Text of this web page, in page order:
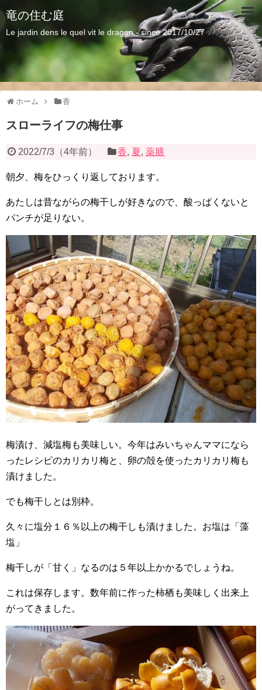
竜の住む庭
Le jardin dens le quel vit le dragon - since 2017/10/27
ホーム 香
スローライフの梅仕事
2022/7/3（4年前） 香, 夏,薬膳
朝夕、梅をひっくり返しております。
あたしは昔ながらの梅干しが好きなので、酸っぱくないと
パンチが足りない。
梅漬け、減塩梅も美味しい。今年はみいちゃんママになら
ったレシピのカリカリ梅と、卵の殻を使ったカリカリ梅も
漬けました。
でも梅干しとは別枠。
久々に塩分１６％以上の梅干しも漬けました。お塩は「藻
塩」
梅干しが「甘く」なるのは５年以上かかるでしょうね。
これは保存します。数年前に作った柿栖も美味しく出来上
がってきました。